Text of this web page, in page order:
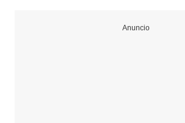
Anuncio